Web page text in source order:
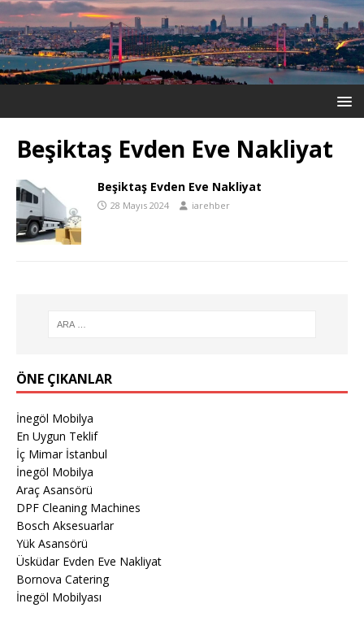
Beşiktaş Evden Eve Nakliyat
Beşiktaş Evden Eve Nakliyat
28 Mayıs 2024 iarehber
ÖNE ÇIKANLAR
İnegöl Mobilya
En Uygun Teklif
İç Mimar İstanbul
İnegöl Mobilya
Araç Asansörü
DPF Cleaning Machines
Bosch Aksesuarlar
Yük Asansörü
Üsküdar Evden Eve Nakliyat
Bornova Catering
İnegöl Mobilyası